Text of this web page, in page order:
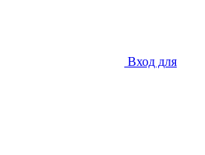
Вход для